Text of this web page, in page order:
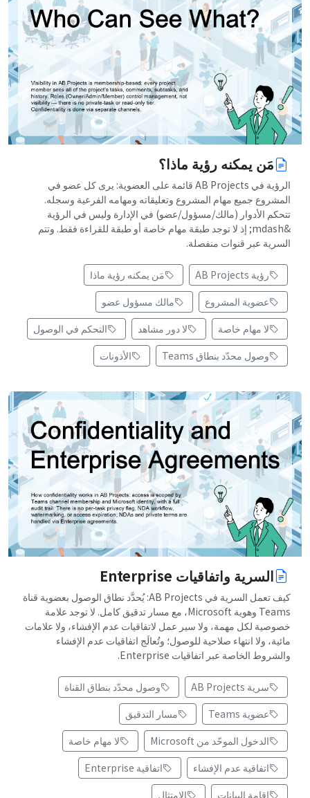
مَن يمكنه رؤية ماذا؟
الرؤية في AB Projects قائمة على العضوية: يرى كل عضو في
المشروع جميع مهام المشروع وتعليقاته ومهامه الفرعية وسجله.
تتحكم الأدوار (مالك/مسؤول/عضو) في الإدارة وليس في الرؤية
&mdash; إذ لا توجد طبقة مهام خاصة أو طبقة للقراءة فقط. وتتم
السرية عبر قنوات منفصلة.
رؤية AB Projects
مَن يمكنه رؤية ماذا
عضوية المشروع
مالك مسؤول عضو
لا مهام خاصة
لا دور مشاهد
التحكم في الوصول
وصول محدّد بنطاق Teams
الأذونات
السرية واتفاقيات Enterprise
كيف تعمل السرية في AB Projects: يُحدَّد نطاق الوصول بعضوية قناة
Teams وهوية Microsoft، مع مسار تدقيق كامل. لا توجد علامة
خصوصية لكل مهمة، ولا سير عمل لاتفاقيات عدم الإفشاء، ولا علامات
مائية، ولا انتهاء صلاحية للوصول؛ وتُعالَج اتفاقيات عدم الإفشاء
والشروط الخاصة عبر اتفاقيات Enterprise.
سرية AB Projects
وصول محدّد بنطاق القناة
عضوية Teams
مسار التدقيق
الدخول الموحّد من Microsoft
لا مهام خاصة
اتفاقية عدم الإفشاء
اتفاقية Enterprise
إقامة البيانات
الامتثال